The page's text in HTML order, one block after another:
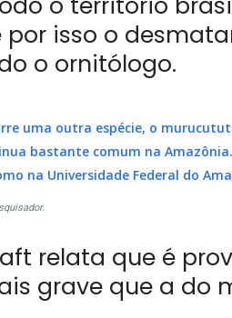
por isso o
o ornitólogo.
uma outra espécie, o
bastante comum na
na Universidade Federal do
relata que é
grave que a do